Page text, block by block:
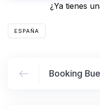
¿Ya tienes
ESPAÑA
Booking